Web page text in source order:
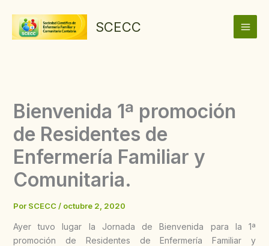
contenido
SCECC
Bienvenida 1ª promoción
de Residentes de
Enfermería Familiar y
Comunitaria.
Por SCECC / octubre 2, 2020
Ayer tuvo lugar la Jornada de Bienvenida para la 1ª
promoción de Residentes de Enfermería Familiar y